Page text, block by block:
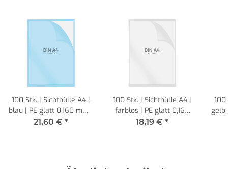
100 Stk. | Sichthülle A4 |
blau | PE glatt 0,160 mm |
REIF Hamburg
21,60 € *
100 Stk. | Sichthülle A4 |
farblos | PE glatt 0,160
mm | REIF Hamburg
18,19 € *
100
gelb